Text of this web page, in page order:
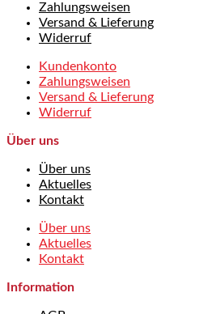
Zahlungsweisen
Versand & Lieferung
Widerruf
Kundenkonto
Zahlungsweisen
Versand & Lieferung
Widerruf
Über uns
Über uns
Aktuelles
Kontakt
Über uns
Aktuelles
Kontakt
Information